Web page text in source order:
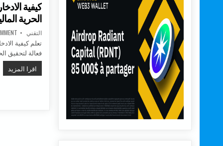
كيفية
الحرية
AUTHOR:
التقني
تعلم كيفية
فعالة لتحقيق
اقرا المزيد